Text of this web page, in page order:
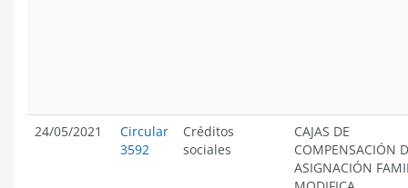
24/05/2021
Circular
3592
Créditos
sociales
CAJAS DE
COMPENSACIÓN
ASIGNACIÓN